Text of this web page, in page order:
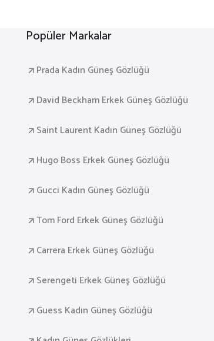
Popüler Markalar
Prada Kadın Güneş Gözlüğü
David Beckham Erkek Güneş Gözlüğü
Saint Laurent Kadın Güneş Gözlüğü
Hugo Boss Erkek Güneş Gözlüğü
Gucci Kadın Güneş Gözlüğü
Tom Ford Erkek Güneş Gözlüğü
Carrera Erkek Güneş Gözlüğü
Serengeti Erkek Güneş Gözlüğü
Guess Kadın Güneş Gözlüğü